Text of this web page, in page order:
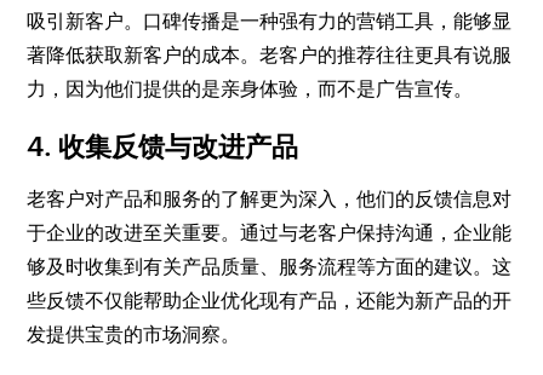
吸引新客户。口碑传播是一种强有力的营销工具，能够显
著降低获取新客户的成本。老客户的推荐往往更具有说服
力，因为他们提供的是亲身体验，而不是广告宣传。
4. 收集反馈与改进产品
老客户对产品和服务的了解更为深入，他们的反馈信息对
于企业的改进至关重要。通过与老客户保持沟通，企业能
够及时收集到有关产品质量、服务流程等方面的建议。这
些反馈不仅能帮助企业优化现有产品，还能为新产品的开
发提供宝贵的市场洞察。